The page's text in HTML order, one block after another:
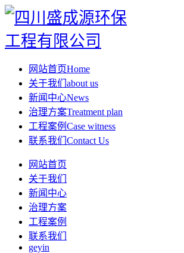
网站首页Home
关于我们 about us
新闻中心News
治理方案Treatment plan
工程案例 Case witness
联系我们 Contact Us
网站首页
关于我们
新闻中心
治理方案
工程案例
联系我们
geyin